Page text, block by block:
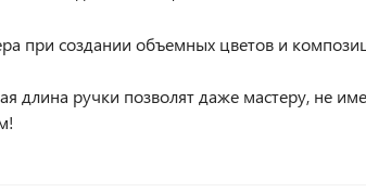
при создании объемных цветов и
длина ручки позволят даже мастеру, не